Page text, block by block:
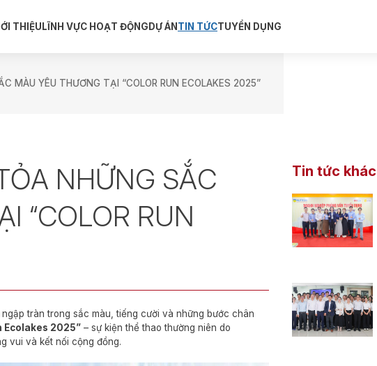
THIỆU LĨNH VỰC HOẠT ĐỘNG DỰ ÁN TIN TỨCTUYỂN DỤNG
MÀU YÊU THƯƠNG TẠI “COLOR RUN ECOLAKES 2025”
NHỮNG SẮC
“COLOR RUN
tràn trong sắc màu, tiếng cười và những bước chân
Ecolakes 2025” – sự kiện thể thao thường niên do
vui và kết nối cộng đồng.
Tin tức khác